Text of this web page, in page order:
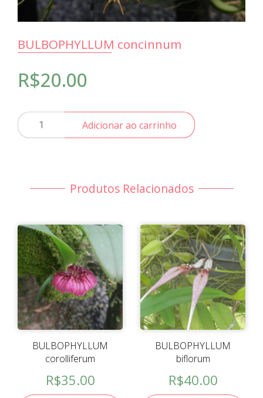
BULBOPHYLLUM concinnum
R$20.00
BULBOPHYLLUM
concinnum
Adicionar ao carrinho
Produtos Relacionados
BULBOPHYLLUM
corolliferum
R$35.00
BULBOPHYLLUM
biflorum
R$40.00